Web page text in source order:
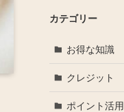
カテゴリー
お得な知識
クレジット
ポイント活用